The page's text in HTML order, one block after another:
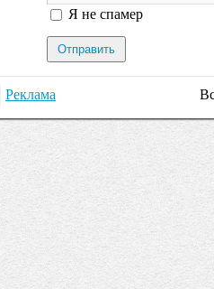
Я спамер
Я не спамер
Реклама